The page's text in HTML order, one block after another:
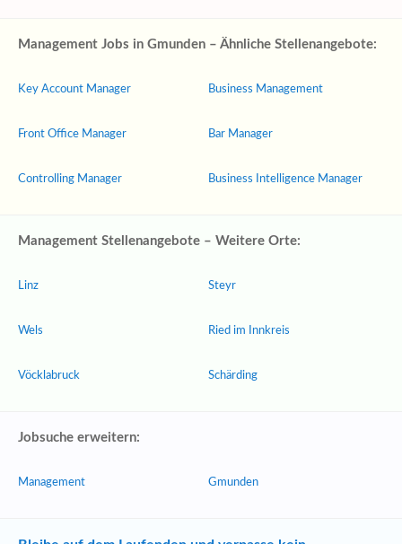
Management Jobs in Gmunden – Ähnliche Stellenangebote:
Key Account Manager
Front Office Manager
Controlling Manager
Business Management
Bar Manager
Business Intelligence Manager
Management Stellenangebote – Weitere Orte:
Linz
Wels
Vöcklabruck
Steyr
Ried im Innkreis
Schärding
Jobsuche erweitern:
Management Gmunden